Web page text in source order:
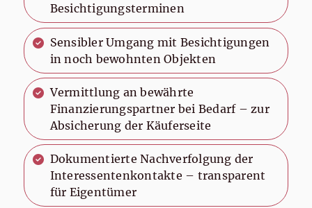
Besichtigungsterminen
Sensibler Umgang mit Besichtigungen
in noch bewohnten Objekten
Vermittlung an bewährte
Finanzierungspartner bei Bedarf – zur
Absicherung der Käuferseite
Dokumentierte Nachverfolgung der
Interessentenkontakte – transparent
für Eigentümer